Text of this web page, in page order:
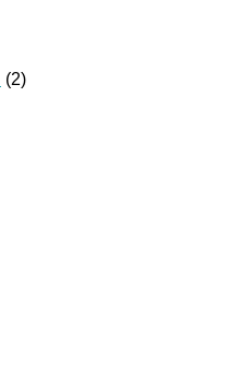
(2)